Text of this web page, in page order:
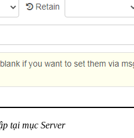
tại mục Server